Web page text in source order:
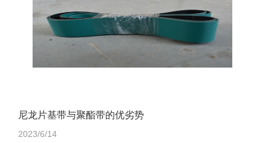
尼龙片基带与聚酯带的优劣势
2023/6/14